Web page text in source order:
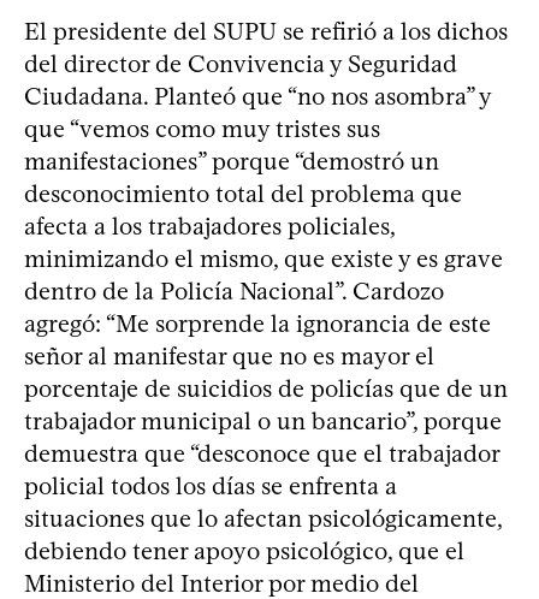
El presidente del SUPU se refirió a los dichos
del director de Convivencia y Seguridad
Ciudadana. Planteó que “no nos asombra” y
que “vemos como muy tristes sus
manifestaciones” porque “demostró un
desconocimiento total del problema que
afecta a los trabajadores policiales,
minimizando el mismo, que existe y es grave
dentro de la Policía Nacional”. Cardozo
agregó: “Me sorprende la ignorancia de este
señor al manifestar que no es mayor el
porcentaje de suicidios de policías que de un
trabajador municipal o un bancario”, porque
demuestra que “desconoce que el trabajador
policial todos los días se enfrenta a
situaciones que lo afectan psicológicamente,
debiendo tener apoyo psicológico, que el
Ministerio del Interior por medio del